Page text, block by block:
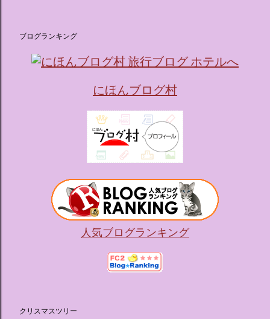
ブログランキング
にほんブログ村
人気ブログランキング
クリスマスツリー